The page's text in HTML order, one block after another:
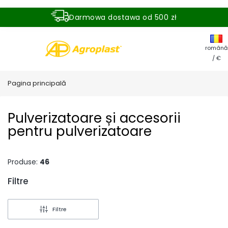
Darmowa dostawa od 500 zł
română
/ €
Pagina principală
Pulverizatoare și accesorii
pentru pulverizatoare
Produse: 46
Filtre
End of filters
Filtre